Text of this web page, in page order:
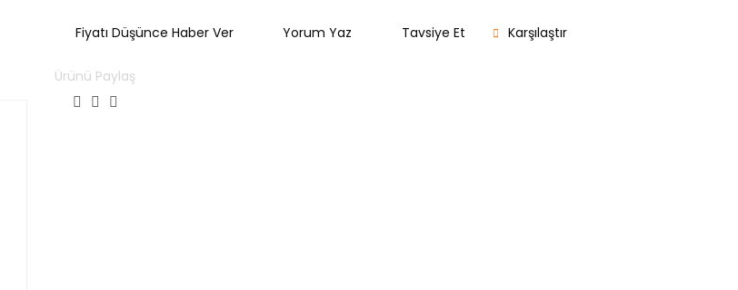
Fiyatı Düşünce Haber Ver Yorum Yaz Tavsiye Et Karşılaştır
Ürünü Paylaş